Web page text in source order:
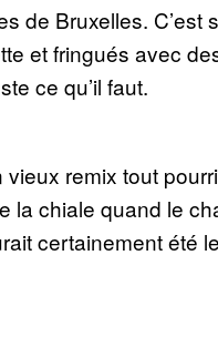
de Bruxelles. C’est
et fringués avec
ce qu’il faut.
remix tout
la chiale quand le
certainement été